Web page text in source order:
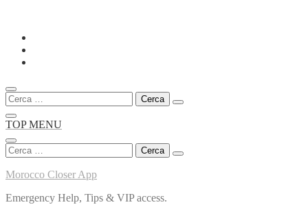
Skip
content
Ricerca
per:
TOP MENU
Ricerca
per:
Morocco Closer App
Emergency Help, Tips & VIP access.